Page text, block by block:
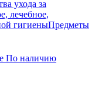
ухода за
лечебное,
гигиеныПредметы
По наличию